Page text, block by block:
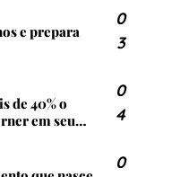
0
3
e prepara
0
4
de 40% o
em seu
0